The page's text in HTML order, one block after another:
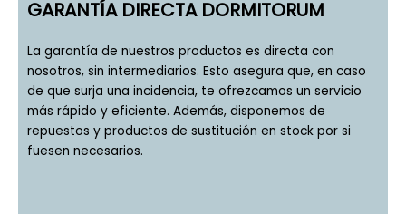
GARANTÍA DIRECTA DORMITORUM
La garantía de nuestros productos es directa con
nosotros, sin intermediarios. Esto asegura que, en caso
de que surja una incidencia, te ofrezcamos un servicio
más rápido y eficiente. Además, disponemos de
repuestos y productos de sustitución en stock por si
fuesen necesarios.